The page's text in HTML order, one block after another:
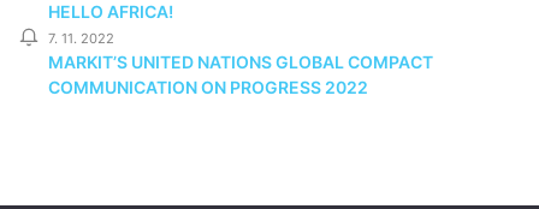
HELLO AFRICA!
7. 11. 2022
MARKIT’S UNITED NATIONS GLOBAL COMPACT
COMMUNICATION ON PROGRESS 2022